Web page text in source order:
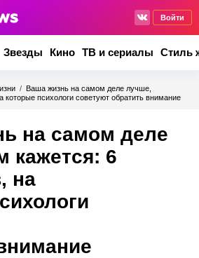
Войти
Звезды Кино ТВ и сериалы Стиль
/ Ваша жизнь на самом деле лучше,
которые психологи советуют обратить внимание
на самом деле
кажется: 6
на